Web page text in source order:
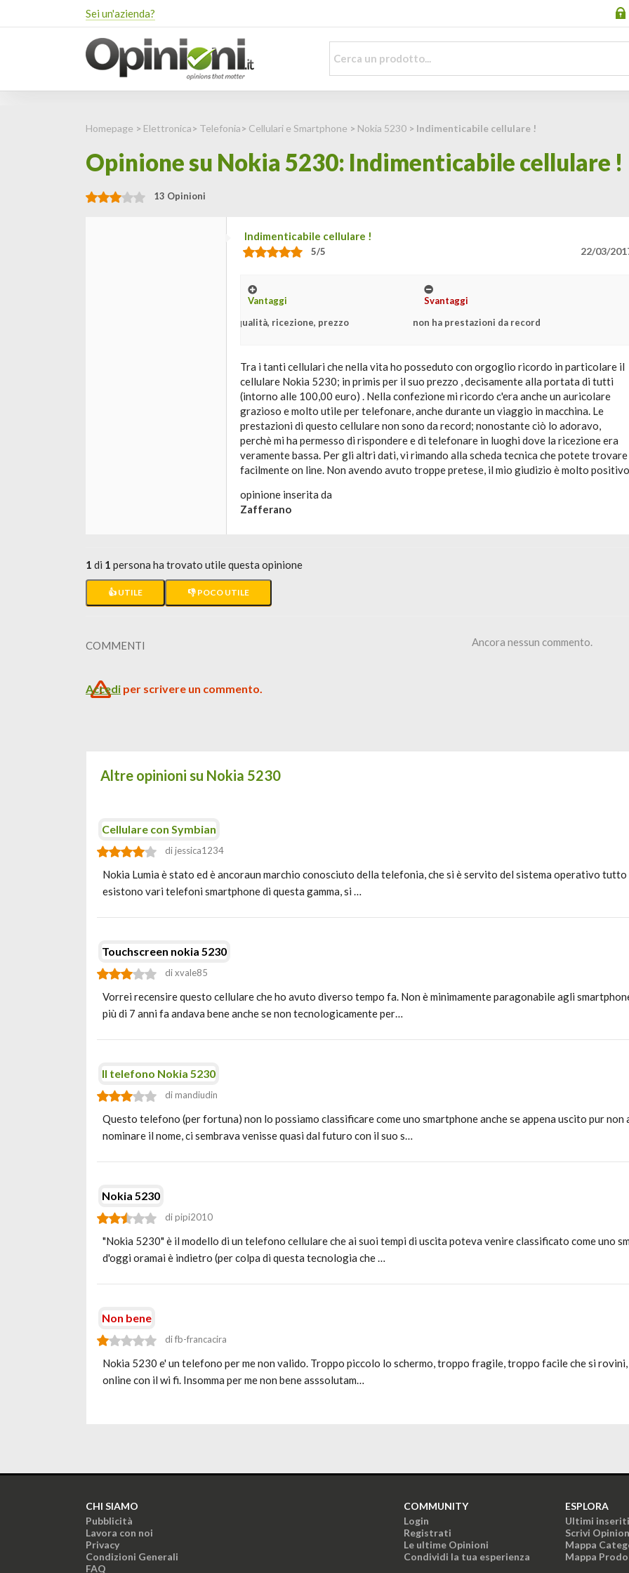
Sei un'azienda?
Homepage > Elettronica> Telefonia> Cellulari e Smartphone > Nokia 5230 > Indimenticabile cellulare !
Opinione su Nokia 5230: Indimenticabile cellulare !
13 Opinioni
Indimenticabile cellulare !
5/5 22/03/
Vantaggi
qualità, ricezione, prezzo
Svantaggi
non ha prestazioni da record
Tra i tanti cellulari che nella vita ho posseduto con orgoglio ricordo in particolare il
cellulare Nokia 5230; in primis per il suo prezzo , decisamente alla portata di tutti
(intorno alle 100,00 euro) . Nella confezione mi ricordo c'era anche un auricolare
grazioso e molto utile per telefonare, anche durante un viaggio in macchina. Le
prestazioni di questo cellulare non sono da record; nonostante ciò lo adoravo,
perchè mi ha permesso di rispondere e di telefonare in luoghi dove la ricezione era
veramente bassa. Per gli altri dati, vi rimando alla scheda tecnica che potete trovare
facilmente on line. Non avendo avuto troppe pretese, il mio giudizio è molto
opinione inserita da
Zafferano
1 di 1 persona ha trovato utile questa opinione
👍 UTILE 👎 POCO UTILE
COMMENTI Ancora nessun commento.
Accedi per scrivere un commento.
Altre opinioni su Nokia 5230
Cellulare con Symbian
di jessica1234
Nokia Lumia è stato ed è ancoraun marchio conosciuto della telefonia, che si è servito del sistema operativo tutto
esistono vari telefoni smartphone di questa gamma, si …
Touchscreen nokia 5230
di xvale85
Vorrei recensire questo cellulare che ho avuto diverso tempo fa. Non è minimamente paragonabile agli
più di 7 anni fa andava bene anche se non tecnologicamente per…
Il telefono Nokia 5230
di mandiudin
Questo telefono (per fortuna) non lo possiamo classificare come uno smartphone anche se appena uscito pur non
nominare il nome, ci sembrava venisse quasi dal futuro con il suo s…
Nokia 5230
di pipi2010
"Nokia 5230" è il modello di un telefono cellulare che ai suoi tempi di uscita poteva venire classificato come uno
d'oggi oramai è indietro (per colpa di questa tecnologia che …
Non bene
di fb-francacira
Nokia 5230 e' un telefono per me non valido. Troppo piccolo lo schermo, troppo fragile, troppo facile che si
online con il wi fi. Insomma per me non bene asssolutam…
CHI SIAMO
Pubblicità
Lavora con noi
Privacy
Condizioni Generali
FAQ
COMMUNITY
Login
Registrati
Le ultime Opinioni
Condividi la tua esperienza
ESPLORA
Ultimi inseriti
Scrivi
Mappa
Mappa